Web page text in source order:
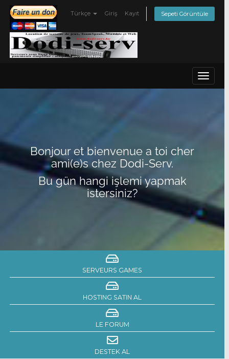
Türkçe Giriş Kayıt Sepeti Görüntüle
Toggle
Bonjour et bienvenue a toi cher
ami(e)s chez Dodi-Serv.
Bu gün hangi işlemi yapmak
istersiniz?
SERVEURS GAMES
HOSTING SATIN AL
LE FORUM
DESTEK AL